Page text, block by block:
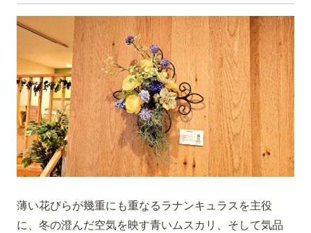
薄い花びらが幾重にも重なるラナンキュラスを主役
に、冬の澄んだ空気を映す青いムスカリ、そして気品